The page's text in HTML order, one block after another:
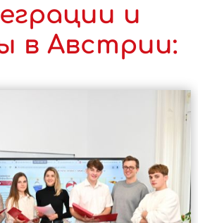
и
в Австрии: